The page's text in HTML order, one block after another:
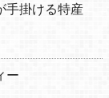
掛ける特産
ー